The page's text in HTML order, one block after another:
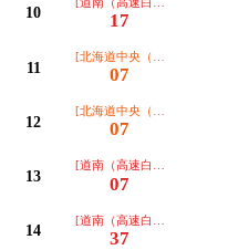
10 17
11
[北海道中央（高速むろらん号）]
07
12
[北海道中央（高速むろらん号）]
07
13
[道南（高速白鳥号）]
07
14
[道南（高速白鳥号）]
37